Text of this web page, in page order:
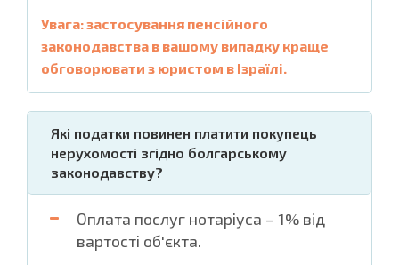
Увага: застосування пенсійного
законодавства в вашому випадку краще
обговорювати з юристом в Ізраїлі.
Які податки повинен платити покупець
нерухомості згідно болгарському
законодавству?
Оплата послуг нотаріуса – 1% від
вартості об'єкта.